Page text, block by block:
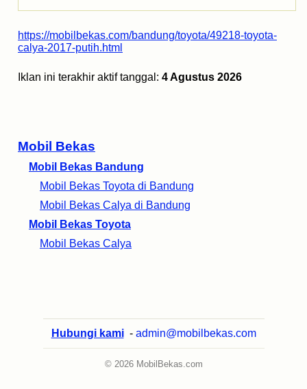
Mobil Bekas
Mobil Bekas Bandung
Mobil Bekas Toyota di Bandung
Mobil Bekas Calya di Bandung
Mobil Bekas Toyota
Mobil Bekas Calya
https://mobilbekas.com/bandung/toyota/49218-toyota-
calya-2017-putih.html
Iklan ini terakhir aktif tanggal: 4 Agustus 2026
Hubungi kami - admin@mobilbekas.com
© 2026 MobilBekas.com